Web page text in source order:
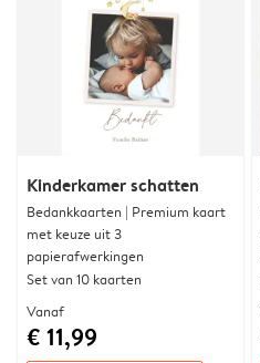
Kinderkamer schatten
Bedankkaarten | Premium kaart
met keuze uit 3
papierafwerkingen
Set van 10 kaarten
Vanaf
€ 11,99